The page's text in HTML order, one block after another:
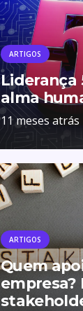
ARTIGOS
Liderança
alma
11 meses atrás
ARTIGOS
Quem
empresa?